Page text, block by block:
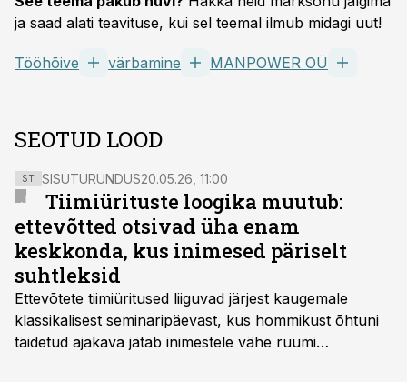
ja saad alati teavituse, kui sel teemal ilmub midagi uut!
Tööhõive värbamine MANPOWER OÜ
SEOTUD LOOD
ST SISUTURUNDUS20.05.26, 11:00
Tiimiürituste loogika muutub:
ettevõtted otsivad üha enam
keskkonda, kus inimesed päriselt
suhtleksid
Ettevõtete tiimiüritused liiguvad järjest kaugemale
klassikalisest seminaripäevast, kus hommikust õhtuni
täidetud ajakava jätab inimestele vähe ruumi